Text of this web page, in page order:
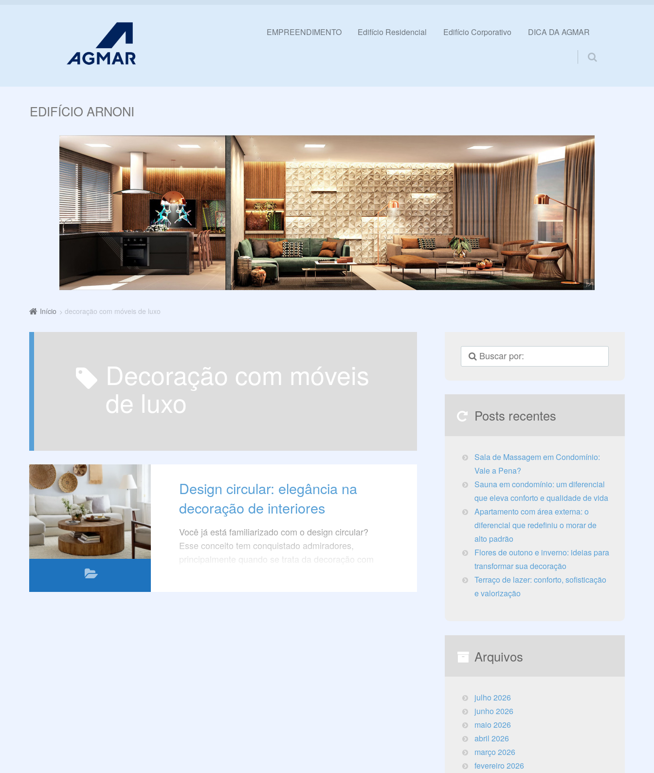
Pular para o conteúdo
EMPREENDIMENTO Edifício Residencial Edifício Corporativo DICA DA AGMAR
EDIFÍCIO ARNONI
Início decoração com móveis de luxo
decoração com móveis
de luxo
Design circular: elegância na
decoração de interiores
Você já está familiarizado com o design circular?
Esse conceito tem conquistado admiradores,
principalmente quando se trata da decoração com
Posts recentes
Sala de Massagem em Condomínio:
Vale a Pena?
Sauna em condomínio: um diferencial
que eleva conforto e qualidade de vida
Apartamento com área externa: o
diferencial que redefiniu o morar de
alto padrão
Flores de outono e inverno: ideias para
transformar sua decoração
Terraço de lazer: conforto, sofisticação
e valorização
Arquivos
julho 2026
junho 2026
maio 2026
abril 2026
março 2026
fevereiro 2026